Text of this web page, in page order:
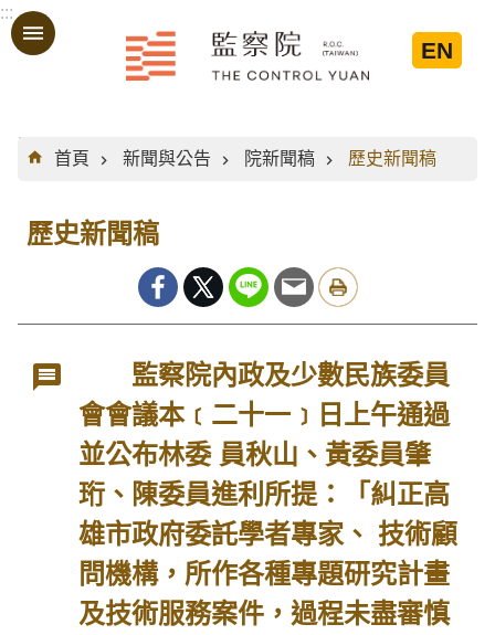
跳到主要內容區塊
:::
EN
:::
首頁
新聞與公告 院新聞稿 歷史新聞稿
歷史新聞稿
監察院內政及少數民族委員
會會議本﹝二十一﹞日上午通過
並公布林委 員秋山、黃委員肇
珩、陳委員進利所提：「糾正高
雄市政府委託學者專家、 技術顧
問機構，所作各種專題研究計畫
及技術服務案件，過程未盡審慎